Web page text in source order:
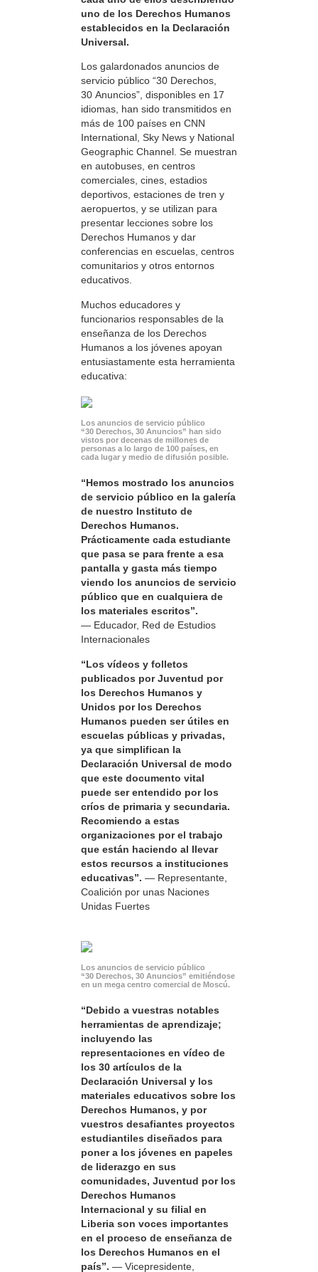
uno de los Derechos Humanos
establecidos en la Declaración
Universal.
Los galardonados anuncios de
servicio público “30 Derechos,
30 Anuncios”, disponibles en 17
idiomas, han sido transmitidos en
más de 100 países en CNN
International, Sky News y National
Geographic Channel. Se muestran
en autobuses, en centros
comerciales, cines, estadios
deportivos, estaciones de tren y
aeropuertos, y se utilizan para
presentar lecciones sobre los
Derechos Humanos y dar
conferencias en escuelas, centros
comunitarios y otros entornos
educativos.
Muchos educadores y
funcionarios responsables de la
enseñanza de los Derechos
Humanos a los jóvenes apoyan
entusiastamente esta herramienta
educativa:
Los anuncios de servicio público
“30 Derechos, 30 Anuncios” han sido
vistos por decenas de millones de
personas a lo largo de 100 países, en
cada lugar y medio de difusión posible.
“Hemos mostrado los anuncios
de servicio público en la galería
de nuestro Instituto de
Derechos Humanos.
Prácticamente cada estudiante
que pasa se para frente a esa
pantalla y gasta más tiempo
viendo los anuncios de servicio
público que en cualquiera de
los materiales escritos”.
— Educador, Red de Estudios
Internacionales
“Los vídeos y folletos
publicados por Juventud por
los Derechos Humanos y
Unidos por los Derechos
Humanos pueden ser útiles en
escuelas públicas y privadas,
ya que simplifican la
Declaración Universal de modo
que este documento vital
puede ser entendido por los
críos de primaria y secundaria.
Recomiendo a estas
organizaciones por el trabajo
que están haciendo al llevar
estos recursos a instituciones
educativas”. — Representante,
Coalición por unas Naciones
Unidas Fuertes
Los anuncios de servicio público
“30 Derechos, 30 Anuncios” emitiéndose
en un mega centro comercial de Moscú.
“Debido a vuestras notables
herramientas de aprendizaje;
incluyendo las
representaciones en vídeo de
los 30 artículos de la
Declaración Universal y los
materiales educativos sobre los
Derechos Humanos, y por
vuestros desafiantes proyectos
estudiantiles diseñados para
poner a los jóvenes en papeles
de liderazgo en sus
comunidades, Juventud por los
Derechos Humanos
Internacional y su filial en
Liberia son voces importantes
en el proceso de enseñanza de
los Derechos Humanos en el
país”. — Vicepresidente,